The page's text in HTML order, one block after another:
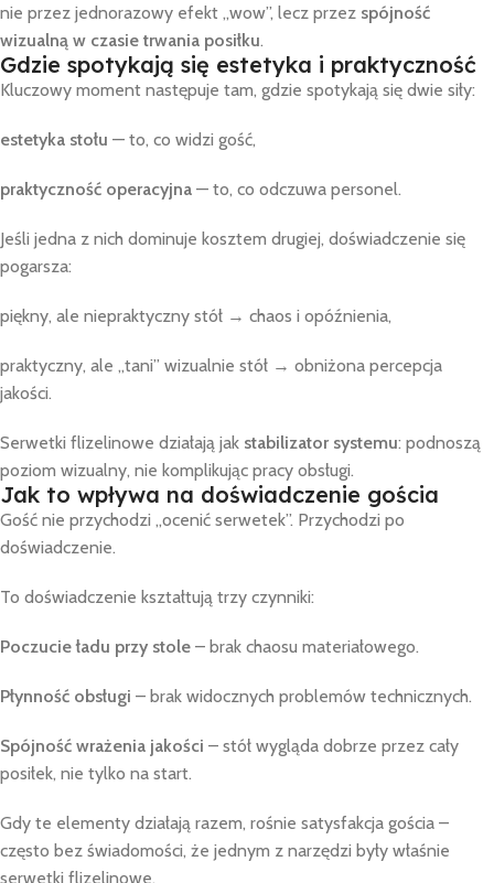
nie przez jednorazowy efekt „wow”, lecz przez spójność
wizualną w czasie trwania posiłku.
Gdzie spotykają się estetyka i praktyczność
Kluczowy moment następuje tam, gdzie spotykają się dwie siły:
estetyka stołu — to, co widzi gość,
praktyczność operacyjna — to, co odczuwa personel.
Jeśli jedna z nich dominuje kosztem drugiej, doświadczenie się
pogarsza:
piękny, ale niepraktyczny stół → chaos i opóźnienia,
praktyczny, ale „tani” wizualnie stół → obniżona percepcja
jakości.
Serwetki flizelinowe działają jak stabilizator systemu: podnoszą
poziom wizualny, nie komplikując pracy obsługi.
Jak to wpływa na doświadczenie gościa
Gość nie przychodzi „ocenić serwetek”. Przychodzi po
doświadczenie.
To doświadczenie kształtują trzy czynniki:
Poczucie ładu przy stole – brak chaosu materiałowego.
Płynność obsługi – brak widocznych problemów technicznych.
Spójność wrażenia jakości – stół wygląda dobrze przez cały
posiłek, nie tylko na start.
Gdy te elementy działają razem, rośnie satysfakcja gościa –
często bez świadomości, że jednym z narzędzi były właśnie
serwetki flizelinowe.